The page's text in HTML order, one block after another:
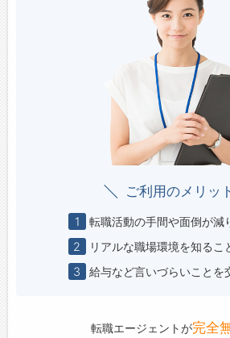
ご利用のメリッ
1
転職活動の手間や面倒が減
2
リアルな職場環境を知るこ
3
給与など言いづらいことを
転職エージェントが完全